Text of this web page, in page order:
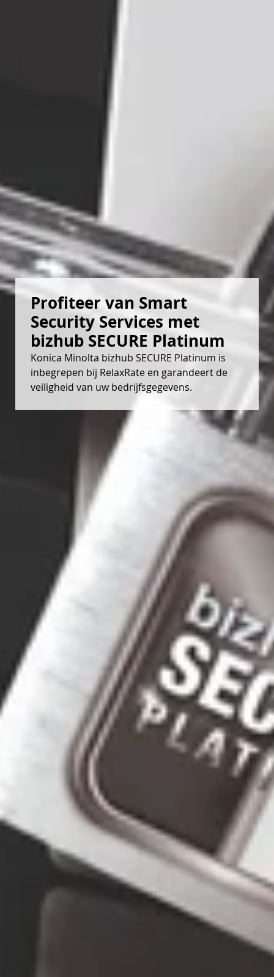
Profiteer van Smart
Security Services met
bizhub SECURE Platinum
Konica Minolta bizhub SECURE Platinum is
inbegrepen bij RelaxRate en garandeert de
veiligheid van uw bedrijfsgegevens.